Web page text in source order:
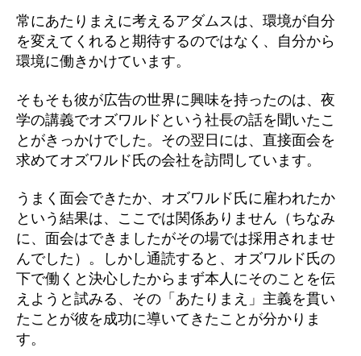
常にあたりまえに考えるアダムスは、環境が自分
を変えてくれると期待するのではなく、自分から
環境に働きかけています。
そもそも彼が広告の世界に興味を持ったのは、夜
学の講義でオズワルドという社長の話を聞いたこ
とがきっかけでした。その翌日には、直接面会を
求めてオズワルド氏の会社を訪問しています。
うまく面会できたか、オズワルド氏に雇われたか
という結果は、ここでは関係ありません（ちなみ
に、面会はできましたがその場では採用されませ
んでした）。しかし通読すると、オズワルド氏の
下で働くと決心したからまず本人にそのことを伝
えようと試みる、その「あたりまえ」主義を貫い
たことが彼を成功に導いてきたことが分かりま
す。